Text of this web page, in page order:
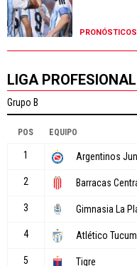
PRONÓSTICOS
LIGA PROFESIONAL